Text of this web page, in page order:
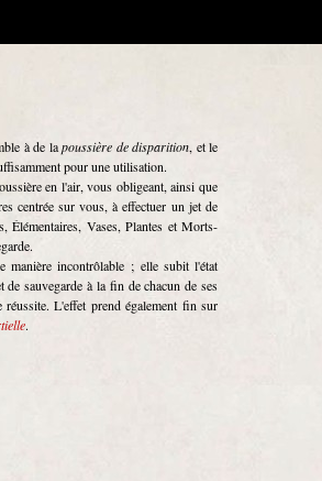
à de lapoussière de disparition, et le
pour une utilisation.
en l'air, vous obligeant, ainsi que
centrée sur vous, à effectuer un jet de
Vases, Plantes et Morts-
manière incontrôlable ; elle subit l'état
sauvegarde à la fin de chacun de ses
L'effet prend également fin sur
.